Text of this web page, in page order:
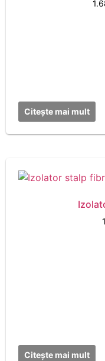
Citește mai mult
Citește mai mult